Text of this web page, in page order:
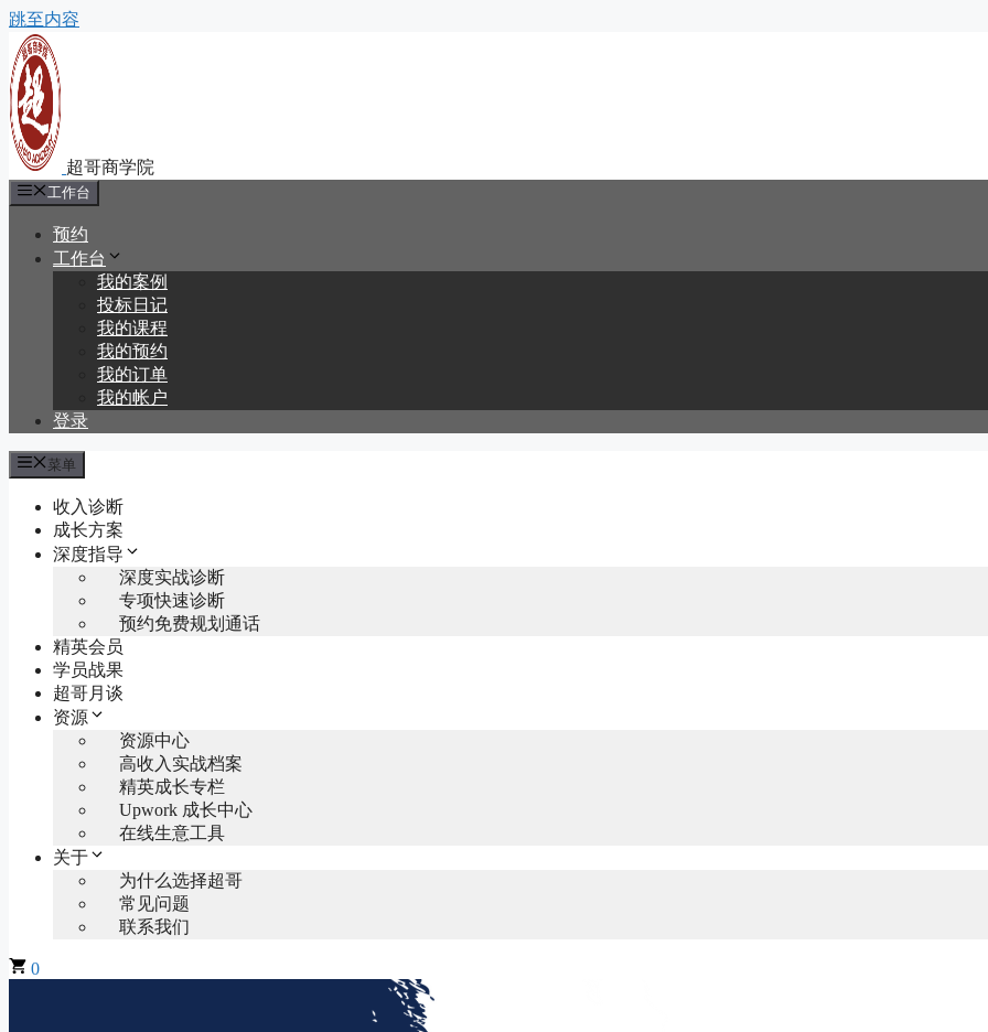
跳至内容
工作台
预约
工作台
我的案例
投标日记
我的课程
我的预约
我的订单
我的帐户
登录
菜单
收入诊断
成长方案
深度指导
深度实战诊断
专项快速诊断
预约免费规划通话
精英会员
学员战果
超哥月谈
资源
资源中心
高收入实战档案
精英成长专栏
Upwork 成长中心
在线生意工具
关于
为什么选择超哥
常见问题
联系我们
0